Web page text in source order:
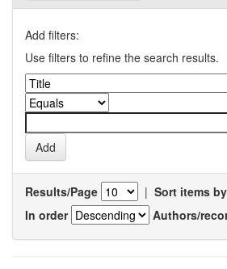
Add filters:
Use filters to refine the search results.
Results/Page | Sort items by
In order
Authors/